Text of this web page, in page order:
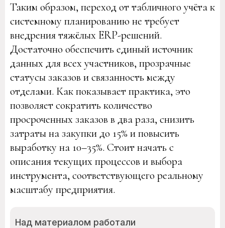
Таким образом, переход от табличного учёта к
системному планированию не требует
внедрения тяжёлых ERP-решений.
Достаточно обеспечить единый источник
данных для всех участников, прозрачные
статусы заказов и связанность между
отделами. Как показывает практика, это
позволяет сократить количество
просроченных заказов в два раза, снизить
затраты на закупки до 15% и повысить
выработку на 10–35%. Стоит начать с
описания текущих процессов и выбора
инструмента, соответствующего реальному
масштабу предприятия.
Над материалом работали